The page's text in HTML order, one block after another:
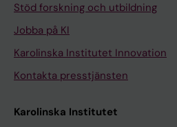
Stöd forskning och utbildning
Jobba på KI
Karolinska Institutet Innovation
Kontakta presstjänsten
Karolinska Institutet